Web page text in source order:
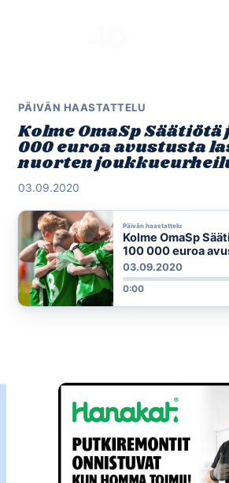
PÄIVÄN HAASTATTELU
Kolme OmaSp Säätiötä
000 euroa avustusta
nuorten
03.09.2020
Päivän haastattelu
Kolme OmaSp Säätiötä
100 000 euroa
lasten ja nuorten
joukkueurheiluun
03.09.2020
0:00